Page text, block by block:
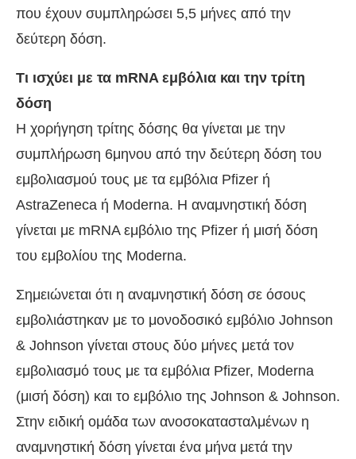
που έχουν συμπληρώσει 5,5 μήνες από την
δεύτερη δόση.
Τι ισχύει με τα mRNA εμβόλια και την τρίτη
δόση
Η χορήγηση τρίτης δόσης θα γίνεται με την
συμπλήρωση 6μηνου από την δεύτερη δόση του
εμβολιασμού τους με τα εμβόλια Pfizer ή
AstraZeneca ή Moderna. Η αναμνηστική δόση
γίνεται με mRNA εμβόλιο της Pfizer ή μισή δόση
του εμβολίου της Moderna.
Σημειώνεται ότι η αναμνηστική δόση σε όσους
εμβολιάστηκαν με το μονοδοσικό εμβόλιο Johnson
& Johnson γίνεται στους δύο μήνες μετά τον
εμβολιασμό τους με τα εμβόλια Pfizer, Moderna
(μισή δόση) και το εμβόλιο της Johnson & Johnson.
Στην ειδική ομάδα των ανοσοκατασταλμένων η
αναμνηστική δόση γίνεται ένα μήνα μετά την